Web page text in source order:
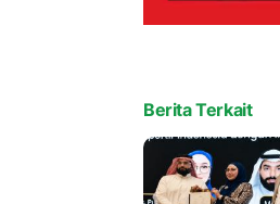
Berita Terkait